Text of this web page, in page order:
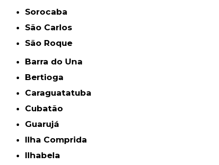
Sorocaba
São Carlos
São Roque
Barra do Una
Bertioga
Caraguatatuba
Cubatão
Guarujá
Ilha Comprida
Ilhabela